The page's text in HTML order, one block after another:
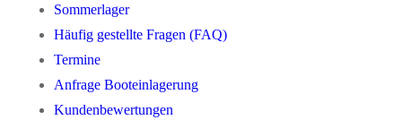
Sommerlager
Häufig gestellte Fragen (FAQ)
Termine
Anfrage Booteinlagerung
Kundenbewertungen